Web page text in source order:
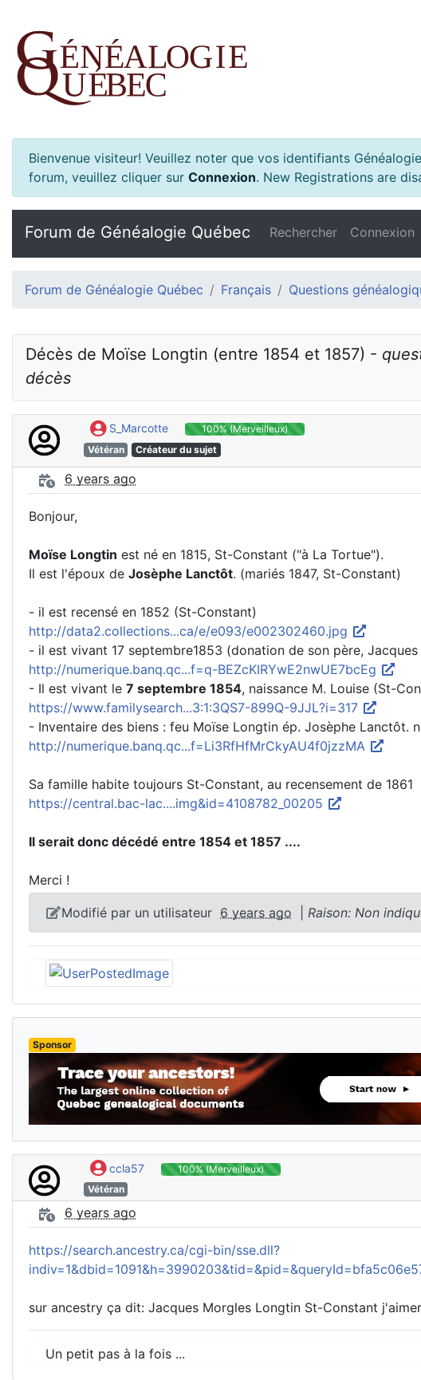
Bienvenue visiteur! Veuillez noter que vos identifiants
forum, veuillez cliquer sur Connexion. New Registrations are
Forum de Généalogie Québec Rechercher Connexion
Forum de Généalogie Québec Français Questions
Décès de Moïse Longtin (entre 1854 et 1857) -
décès
S_Marcotte
100% (Merveilleux)
Vétéran
Créateur du sujet
6 years ago
Bonjour,
Moïse Longtin est né en 1815, St-Constant ("à La Tortue").
Il est l'époux de Josèphe Lanctôt. (mariés 1847, St-Constant)
- il est recensé en 1852 (St-Constant)
http://data2.collections...ca/e/e093/e002302460.jpg
- il est vivant 17 septembre1853 (donation de son père,
http://numerique.banq.qc...f=q-BEZcKIRYwE2nwUE7bcEg
- Il est vivant le 7 septembre 1854, naissance M. Louise (St-
https://www.familysearch...3:1:3QS7-899Q-9JJL?i=317
- Inventaire des biens : feu Moïse Longtin ép. Josèphe Lanctôt.
http://numerique.banq.qc...f=Li3RfHfMrCkyAU4f0jzzMA
Sa famille habite toujours St-Constant, au recensement de 1861
https://central.bac-lac....img&id=4108782_00205
Il serait donc décédé entre 1854 et 1857 ....
Merci !
Modifié par un utilisateur 6 years ago Raison: Non
Sponsor
ccla57
100% (Merveilleux)
Vétéran
6 years ago
https://search.ancestry.ca/cgi-bin/sse.dll?
sur ancestry ça dit: Jacques Morgles Longtin St-Constant
Un petit pas à la fois ...